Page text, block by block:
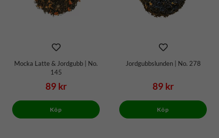
Mocka Latte & Jordgubb | No.
145
89 kr
Köp
Jordgubbslunden | No. 278
89 kr
Köp